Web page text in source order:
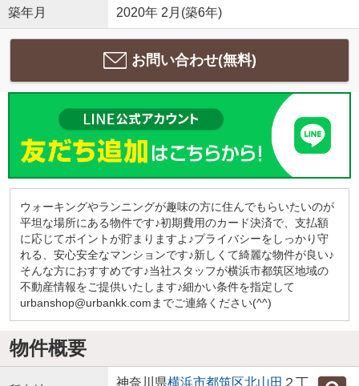
築年月 2020年 2月(築6年)
お問い合わせ(無料)
ウォーキングやランニングが趣味の方に住んでもらいたいのが
平坦な場所にある物件です♪初期費用のカード決済で、支払額
に応じてポイントが貯まりますよ♪プライバシーをしっかり守
れる、安心安全なマンションです♪新しくて綺麗な物件が良い♪
そんな方におすすめです♪当社スタッフが横浜市都筑区地域の
不動産情報をご提供いたします♪細かい条件を指定して
urbanshop@urbankk.comまでご連絡ください(^^)
物件概要
神奈川県横浜市都筑区北山田 ２丁